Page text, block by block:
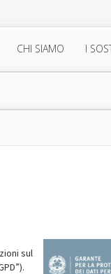
CHI SIAMO I
sul